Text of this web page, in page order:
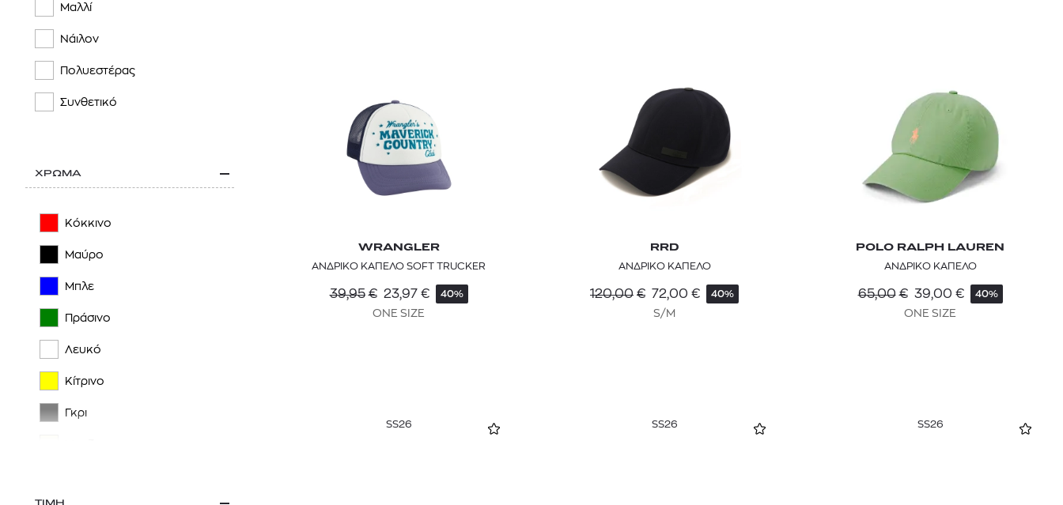
JACQUEMUS
KENZO
LEVI'S®
NAPAPIJRI
POLO RALPH LAUREN
Μαλλί
Νάιλον
Πολυεστέρας
Συνθετικό
ΧΡΩΜΑ
Κόκκινο
Μαύρο
Μπλε
Πράσινο
Λευκό
Κίτρινο
Γκρι
WRANGLER
ΑΝΔΡΙΚΟ ΚΑΠΕΛΟ SOFT TRUCKER
39,95 € 23,97 € 40%
ONE SIZE
RRD
ΑΝΔΡΙΚΟ ΚΑΠΕΛΟ
120,00 € 72,00 € 40%
S/M
POLO RALPH LAUREN
ΑΝΔΡΙΚΟ ΚΑΠΕΛΟ
65,00 € 39,00 € 40%
ONE SIZE
SS26 SS26 SS26